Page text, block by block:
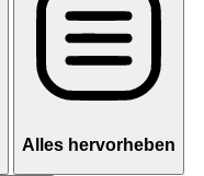
Alles hervorheben